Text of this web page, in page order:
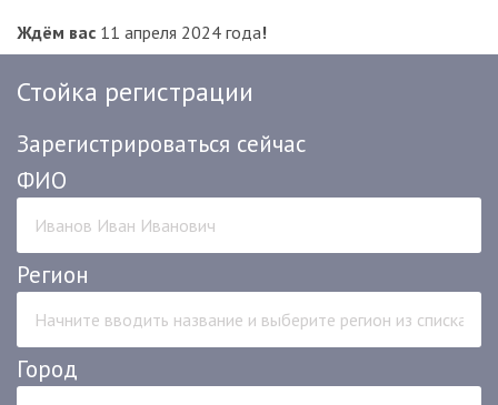
Ждём вас 11 апреля 2024 года!
Стойка регистрации
Зарегистрироваться сейчас
ФИО
Регион
Город